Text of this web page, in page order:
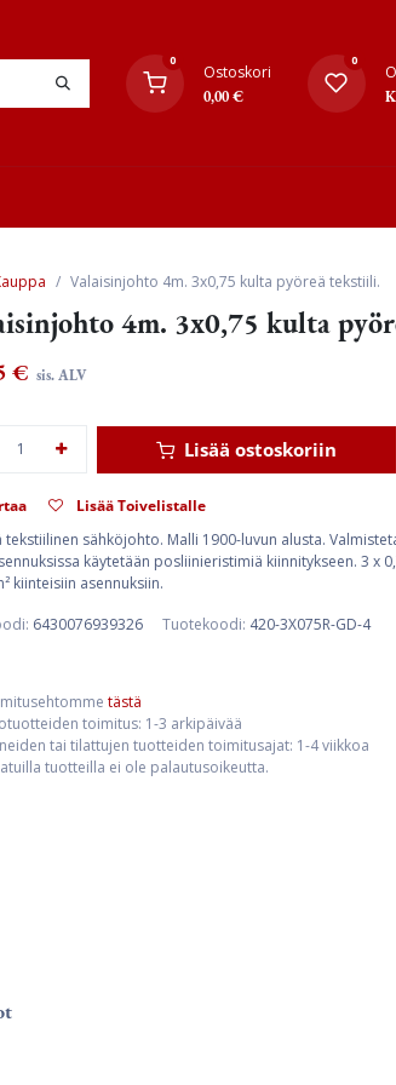
0
Ostoskori
0,00€
0
Valaisinjohto 4m. 3x0,75 kulta pyöreä tekstiili.
4m. 3x0,75 kulta
€ sis. ALV
Lisää ostoskoriin
Lisää Toivelistalle
tekstiilinen sähköjohto. Malli 1900-luvun alusta.
käytetään posliinieristimiä kiinnitykseen. 3 x
kiinteisiin asennuksiin.
6430076939326 Tuotekoodi: 420-3X075R-GD-4
tästä
toimitus: 1-3 arkipäivää
tai tilattujen tuotteiden toimitusajat: 1-4 viikkoa
tuotteilla ei ole palautusoikeutta.